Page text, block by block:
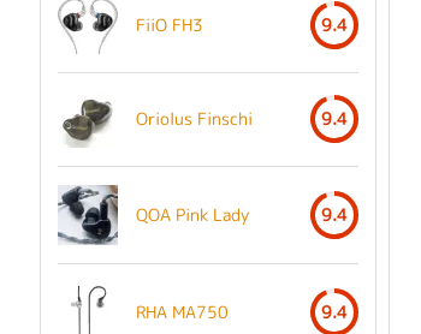
FiiO FH3 9.4
Oriolus Finschi 9.4
QOA Pink Lady 9.4
RHA MA750 9.4